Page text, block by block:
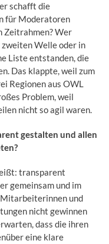
schafft die
für Moderatoren
Zeitrahmen? Wer
Welle oder in
Liste entstanden, die
Das klappte, weil zum
Regionen aus OWL
Problem, weil
nicht so agil waren.
gestalten und allen
transparent
gemeinsam und im
und
nicht gewinnen
dass die ihren
eine klare